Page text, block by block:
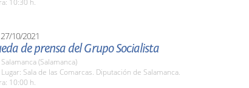
10:30 h.
27/10/2021
de prensa del Grupo Socialista
Salamanca (Salamanca)
Lugar: Sala de las Comarcas. Diputación de Salamanca.
10:00 h.